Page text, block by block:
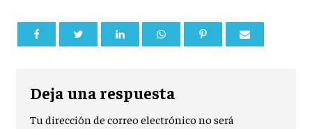
Deja una respuesta
Tu dirección de correo electrónico no será